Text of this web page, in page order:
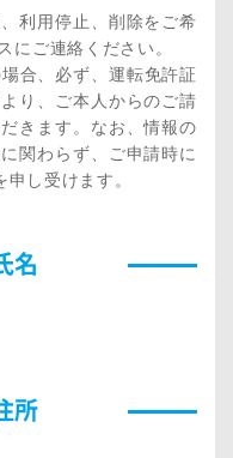
利用停止、削除をご希
ご連絡ください。
合、必ず、運転免許証
り、ご本人からのご請
きます。なお、情報の
関わらず、ご申請時に
し受けます。
名
所